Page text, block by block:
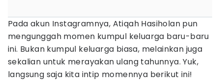
Pada akun Instagramnya, Atiqah Hasiholan pun
mengunggah momen kumpul keluarga baru-baru
ini. Bukan kumpul keluarga biasa, melainkan juga
sekalian untuk merayakan ulang tahunnya. Yuk,
langsung saja kita intip momennya berikut ini!